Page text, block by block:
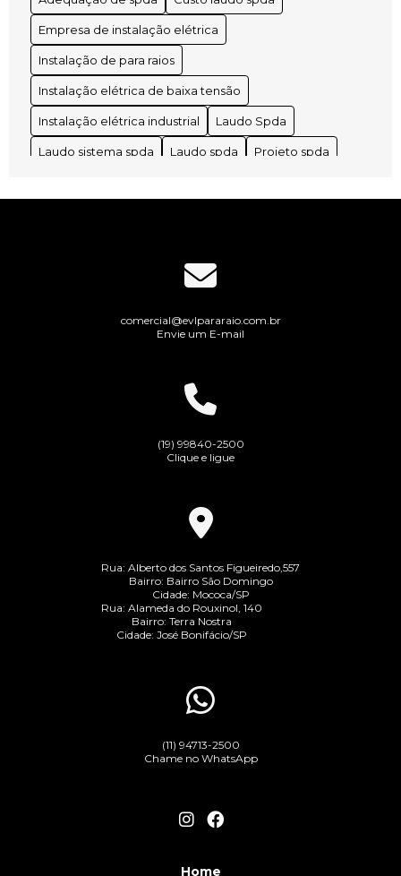
Empresa de instalação elétrica
Instalação de para raios
Instalação elétrica de baixa tensão
Instalação elétrica industrial Laudo Spda
Laudo sistema spda Laudo spda Projeto spda
comercial@evlpararaio.com.br
Envie um E-mail
(19) 99840-2500
Clique e ligue
Rua: Alberto dos Santos Figueiredo,557
Bairro: Bairro São Domingo
Cidade: Mococa/SP
Rua: Alameda do Rouxinol, 140
Bairro: Terra Nostra
Cidade: José Bonifácio/SP
(11) 94713-2500
Chame no WhatsApp
Home